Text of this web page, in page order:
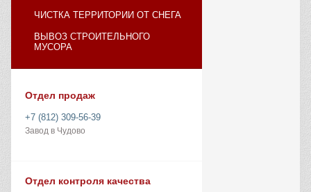
ЧИСТКА ТЕРРИТОРИИ ОТ СНЕГА
ВЫВОЗ СТРОИТЕЛЬНОГО
МУСОРА
Отдел продаж
+7 (812) 309-56-39
Завод в Чудово
Отдел контроля качества